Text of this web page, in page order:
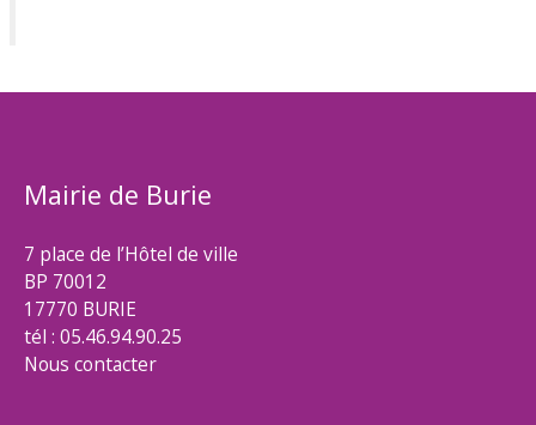
Mairie de Burie
7 place de l’Hôtel de ville
BP 70012
17770 BURIE
tél : 05.46.94.90.25
Nous contacter